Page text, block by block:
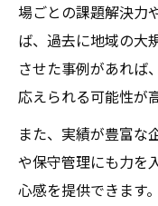
場ごとの課題解決力
ば、過去に地域の大
させた事例があれば
応えられる可能性が
また、実績が豊富な
や保守管理にも力を
心感を提供できます